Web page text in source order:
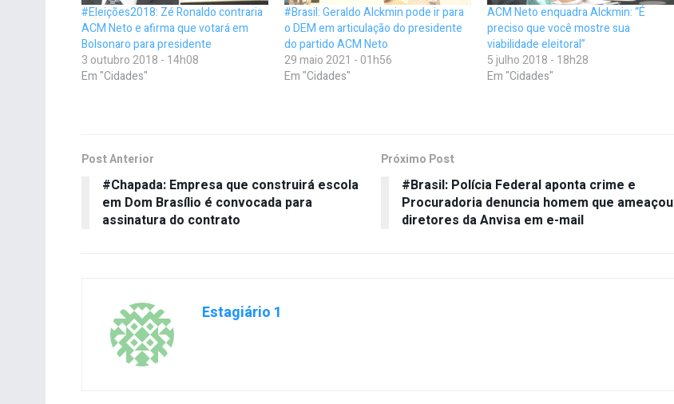
#Eleições2018: Zé Ronaldo contraria
ACM Neto e afirma que votará em
Bolsonaro para presidente
3 outubro 2018 - 14h08
Em "Cidades"
#Brasil: Geraldo Alckmin pode ir para
o DEM em articulação do presidente
do partido ACM Neto
29 maio 2021 - 01h56
Em "Cidades"
ACM Neto enquadra Alckmin: “É
preciso que você mostre sua
viabilidade eleitoral”
5 julho 2018 - 18h28
Em "Cidades"
Post Anterior
#Chapada: Empresa que construirá escola
em Dom Brasílio é convocada para
assinatura do contrato
Próximo Post
#Brasil: Polícia Federal aponta crime e
Procuradoria denuncia homem que ameaçou
diretores da Anvisa em e-mail
Estagiário 1